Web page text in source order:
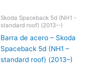
Skoda Spaceback 5d (NH1 -
standard roof) (2013--)
Barra de acero – Skoda
Spaceback 5d (NH1 –
standard roof) (2013–)